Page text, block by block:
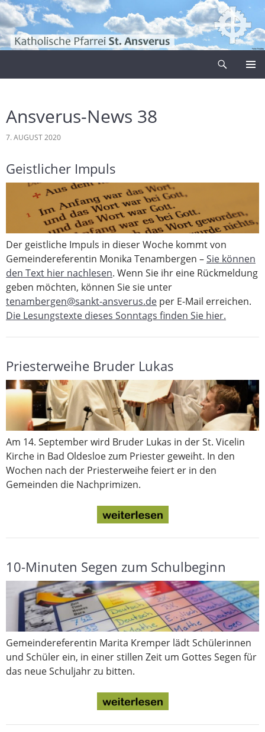
Zum
Inhalt
springen
Ansverus-News 38
7. AUGUST 2020
Geistlicher Impuls
Der geistliche Impuls in dieser Woche kommt von
Gemeindereferentin Monika Tenambergen –Sie können
den Text hier nachlesen. Wenn Sie ihr eine Rückmeldung
geben möchten, können Sie sie unter
tenambergen@sankt-ansverus.de per E-Mail erreichen.
Die Lesungstexte dieses Sonntags finden Sie hier.
Priesterweihe Bruder Lukas
Am 14. September wird Bruder Lukas in der St. Vicelin
Kirche in Bad Oldesloe zum Priester geweiht. In den
Wochen nach der Priesterweihe feiert er in den
Gemeinden die Nachprimizen.
10-Minuten Segen zum Schulbeginn
Gemeindereferentin Marita Kremper lädt Schülerinnen
und Schüler ein, in einer stillen Zeit um Gottes Segen für
das neue Schuljahr zu bitten.